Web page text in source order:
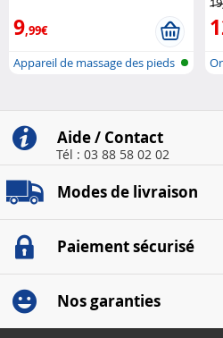
9,99€
Appareil de massage des pieds
Aide / Contact
Tél : 03 88 58 02 02
Modes de livraison
Paiement sécurisé
Nos garanties